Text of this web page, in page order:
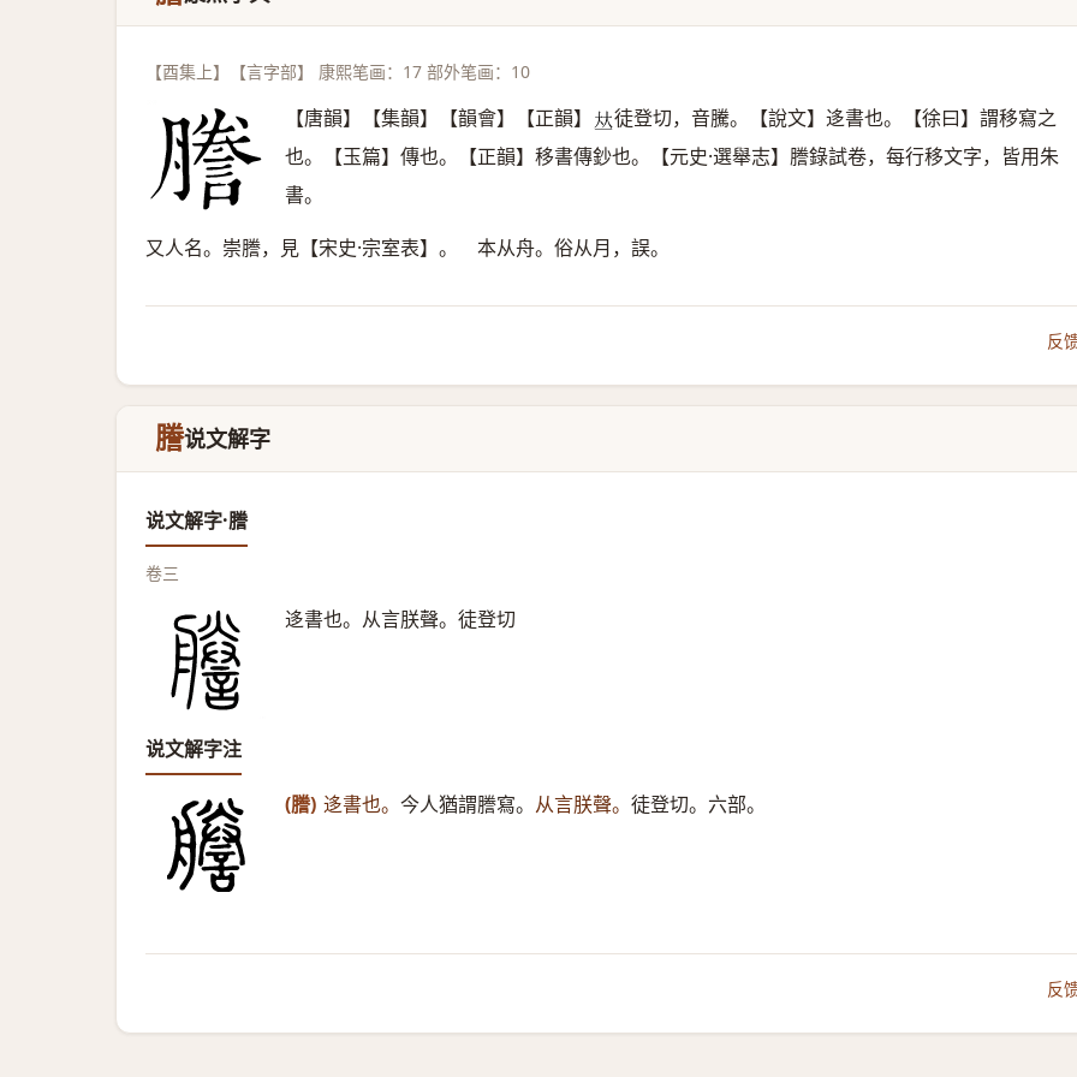
【酉集上】【言字部】 康熙笔画：17 部外笔画：10
【唐韻】【集韻】【韻會】【正韻】 𠀤徒登切，音騰。【說文】迻書也。【徐曰】謂移寫之
也。【玉篇】傳也。【正韻】移書傳鈔也。【元史·選舉志】謄錄試卷，每行移文字，皆用朱
書。
又人名。崇謄，見【宋史·宗室表】。 本从舟。俗从月，誤。
反
謄说文解字
说文解字·謄
卷三
迻書也。从言朕聲。徒登切
说文解字注
(謄) 迻書也。 今人猶謂謄寫。 从言朕聲。 徒登切。六部。
反